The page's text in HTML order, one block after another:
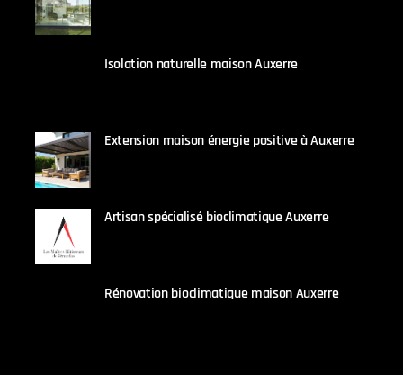
Isolation naturelle maison Auxerre
Extension maison énergie positive à Auxerre
Artisan spécialisé bioclimatique Auxerre
Rénovation bioclimatique maison Auxerre